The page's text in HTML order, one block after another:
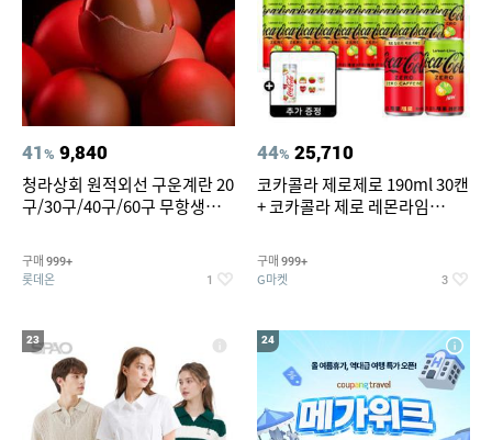
41% 9,840
청라상회 원적외선 구운계란 20
구/30구/40구/60구 무항생제
구매 999+
롯데온 1
44% 25,710
코카콜라 제로제로 190ml 30캔
+ 코카콜라 제로 레몬라임
티커 세트
구매 999+
G마켓 3
23 24